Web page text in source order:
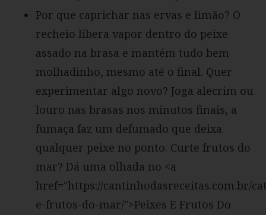
Por que caprichar nas ervas e limão? O
recheio libera vapor dentro do peixe
assado na brasa e mantém tudo bem
molhadinho, mesmo até o final. Quer
experimentar algo novo? Joga alecrim ou
louro nas brasas nos minutos finais, a
fumaça faz um defumado que deixa
qualquer peixe no ponto. Curte frutos do
mar? Dá uma olhada no <a
href="https://cantinhodasreceitas.com.br/
e-frutos-do-mar/">Peixes E Frutos Do